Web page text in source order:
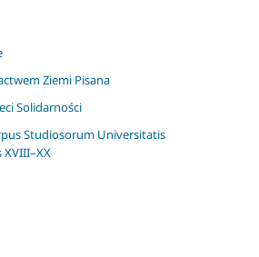
Ziemi Pisana
Solidarności
Studiosorum Universitatis